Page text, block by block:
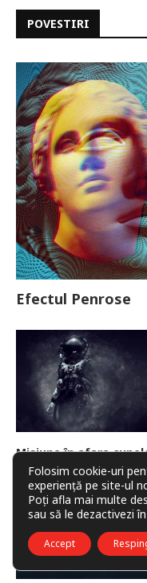
POVESTIRI
Efectul Penrose
Misiune în afara
Folosim cookie-uri
experiență pe site-ul
Poți afla mai multe
sau să le dezactivezi în
Accept